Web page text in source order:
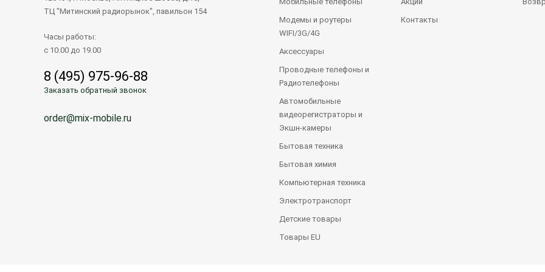
ТЦ "Митинский радиорынок", павильон 154
Часы работы:
с 10.00 до 19.00
8 (495) 975-96-88
Заказать обратный звонок
order@mix-mobile.ru
Модемы и роутеры
WIFI/3G/4G
Аксессуары
Проводные телефоны и
Радиотелефоны
Автомобильные
видеорегистраторы и
Экшн-камеры
Бытовая техника
Бытовая химия
Компьютерная техника
Электротранспорт
Детские товары
Товары EU
Контакты